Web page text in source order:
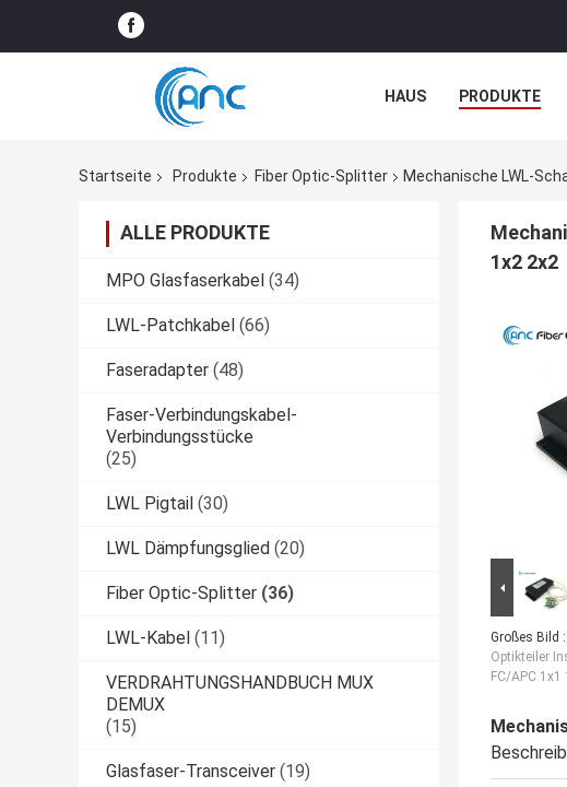
HAUS PRODUKTE
Startseite
Produkte Fiber Optic-Splitter Mechanische LWL-
ALLE PRODUKTE
MPO Glasfaserkabel (34)
LWL-Patchkabel (66)
Faseradapter (48)
Faser-Verbindungskabel-
Verbindungsstücke
(25)
LWL Pigtail (30)
LWL Dämpfungsglied (20)
Fiber Optic-Splitter (36)
LWL-Kabel (11)
VERDRAHTUNGSHANDBUCH MUX
DEMUX
(15)
Glasfaser-Transceiver (19)
1x2 2x2
Großes Bild :
Optikteiler
FC/APC 1x1